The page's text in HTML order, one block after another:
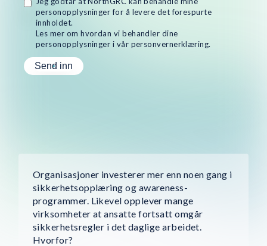
personopplysninger for å levere det forespurte
innholdet.
Les mer om hvordan vi behandler dine
personopplysninger i vår personvernerklæring.
Organisasjoner investerer mer enn noen gang i
sikkerhetsopplæring og awareness-
programmer. Likevel opplever mange
virksomheter at ansatte fortsatt omgår
sikkerhetsregler i det daglige arbeidet.
Hvorfor?